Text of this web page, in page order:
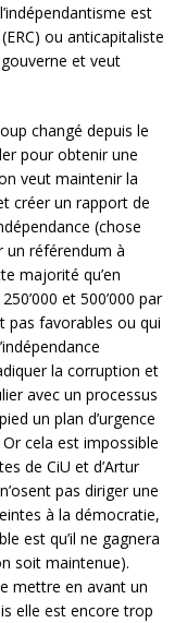
est
ou anticapitaliste
et veut
changé depuis le
pour obtenir une
veut maintenir la
créer un rapport de
(chose
un référendum à
majorité qu’en
et 500’000 par
pas favorables ou qui
la corruption et
avec un processus
un plan d’urgence
cela est impossible
de CiU et d’Artur
pas diriger une
à la démocratie,
est qu’il ne gagnera
soit maintenue).
mettre en avant un
elle est encore trop